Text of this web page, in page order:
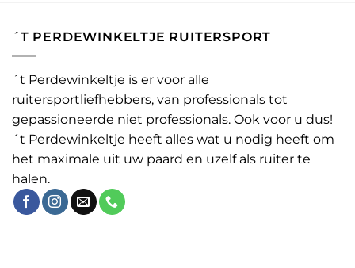
´T PERDEWINKELTJE RUITERSPORT
´t Perdewinkeltje is er voor alle
ruitersportliefhebbers, van professionals tot
gepassioneerde niet professionals. Ook voor u dus!
´t Perdewinkeltje heeft alles wat u nodig heeft om
het maximale uit uw paard en uzelf als ruiter te
halen.